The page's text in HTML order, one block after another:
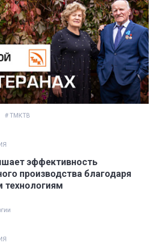
# ТМКТВ
эффективность
производства благодаря